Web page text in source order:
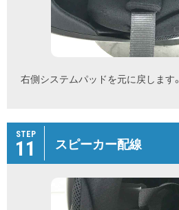
右側システムパッドを元に戻します。
STEP
11 スピーカー配線